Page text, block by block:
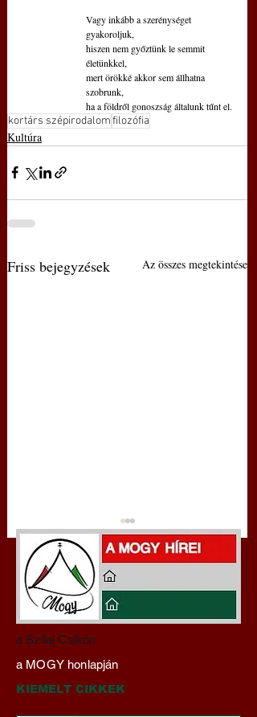
Vagy inkább a szerénységet
gyakoroljuk,
hiszen nem győztünk le semmit
életünkkel,
mert örökké akkor sem állhatna
szobrunk,
ha a földről gonoszság általunk tűnt el.
kortárs szépirodalomfilozófia
Kultúra
Friss bejegyzések Az összes megtekintése
Darai Lajos:
Naplóbölcsességeim
(2023)
a Szilaj Csikón
a MOGY honlapján
KIEMELT CIKKEK